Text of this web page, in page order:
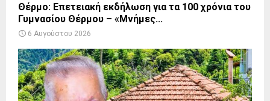
Θέρμο: Επετειακή εκδήλωση για τα 100 χρόνια του
Γυμνασίου Θέρμου – «Μνήμες...
6 Αυγούστου 2026